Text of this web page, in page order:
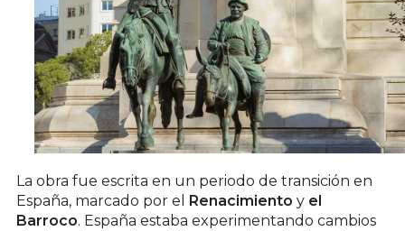
La obra fue escrita en un periodo de transición en
España, marcado por el
Renacimiento y el
Barroco. España estaba experimentando cambios